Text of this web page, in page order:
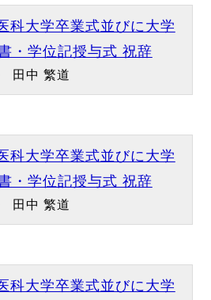
科大学卒業式並びに大学
・学位記授与式 祝辞
田中 繁道
科大学卒業式並びに大学
・学位記授与式 祝辞
田中 繁道
科大学卒業式並びに大学